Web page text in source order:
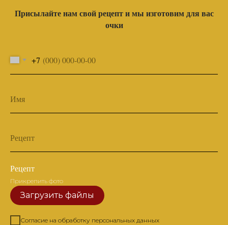
Присылайте нам свой рецепт и мы изготовим для вас
очки
+7
Имя
Рецепт
Рецепт
Прикрепить фото
Загрузить файлы
Согласие на обработку персональных данных